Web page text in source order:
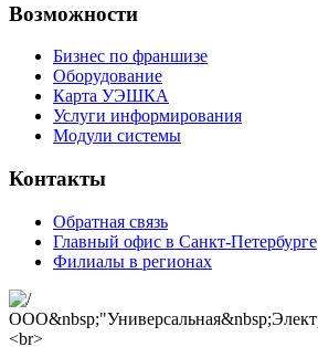
Возможности
Бизнес по франшизе
Оборудование
Карта УЭШКА
Услуги информирования
Модули системы
Контакты
Обратная связь
Главный офис в Санкт-Петербурге
Филиалы в регионах